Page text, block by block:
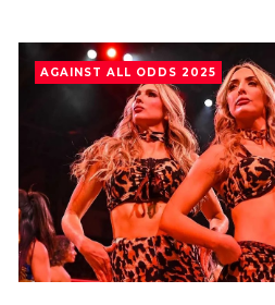
WWE Friday Night
Unknown Jul 25 2026
TNA iMPACT Wrestling 23
Unknown-Jul 24 2026
AGAINST ALL ODDS 2025